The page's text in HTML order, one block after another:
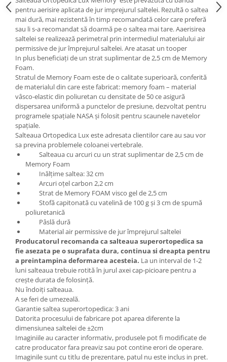
Masa si scaune gradinita
Seturi comode living si dormitor
pentru aerisire aplicata de jur imprejurul saltelei. Rezultă o saltea
mai dură, mai rezistentă în timp recomandată celor care preferă
sau li s-a recomandat să doarmă pe o saltea mai tare. Aaerisirea
saltelei se realizează perimetral prin intermediul materialului air
permissive de jur împrejurul saltelei. Are atasat un tooper
In plus beneficiați de un strat suplimentar de 2,5 cm de Memory
Foam.
Stratul de Memory Foam este de o calitate superioară, conferită
de materialul din care este fabricat: memory foam – material
vâsco-elastic din poliuretan cu densitate de 50 ce asigură
dispersarea uniformă a punctelor de presiune, dezvoltat pentru
programele spațiale NASA și folosit pentru scaunele navetelor
spațiale.
Salteaua Ortopedica Lux este adresata clientilor care au sau vor
sa previna problemele coloanei vertebrale.
Salteaua cu arcuri cu un strat suplimentar de 2,5 cm de
Memory Foam
Inălțime saltea: 32 cm
Arcuri oțel carbon 2,2 cm
Strat de Memory FOAM visco gel de 2,5 cm
Stofă capitonată cu vatelină de 100 g și 3 cm de spumă
poliuretanică
Pâslă dură
Material air permissive de jur împrejurul saltelei
Producatorul recomanda ca salteaua superortopedica sa
fie asezata pe o suprafata dura, continua si dreapta pentru
a preintampina deformarea acesteia. La un interval de 1-2
luni salteaua trebuie rotită în jurul axei cap-picioare pentru a
crește durata de folosință.
Nu îndoiți salteaua.
A se feri de umezeală.
Garantie saltea superortopedica: 3 ani
Datorita procesului de fabricare pot aparea diferente la
dimensiunea saltelei de ±2cm
Imaginiile au caracter informativ, produsele pot fi modificate de
catre producator fara preaviz sau pot contine erori de operare.
Imaginile sunt cu titlu de prezentare, patul nu este inclus in pret.